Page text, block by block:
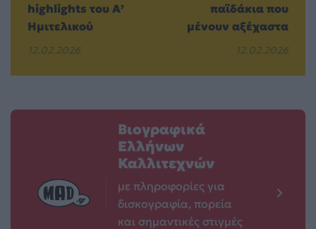
highlights του Α’
Ημιτελικού
12.02.2026
παϊδάκια που
μένουν αξέχαστα
12.02.2026
Βιογραφικά
Ελλήνων
Καλλιτεχνών
με πληροφορίες για
δισκογραφία, πορεία
και σημαντικές στιγμές